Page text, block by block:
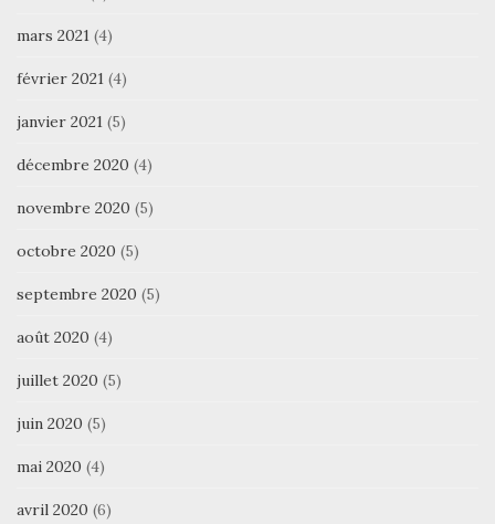
mars 2021 (4)
février 2021 (4)
janvier 2021 (5)
décembre 2020 (4)
novembre 2020 (5)
octobre 2020 (5)
septembre 2020 (5)
août 2020 (4)
juillet 2020 (5)
juin 2020 (5)
mai 2020 (4)
avril 2020 (6)